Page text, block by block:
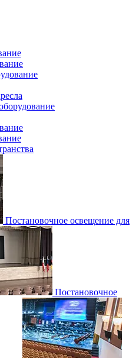
Постановочное освещение для
Постановочное